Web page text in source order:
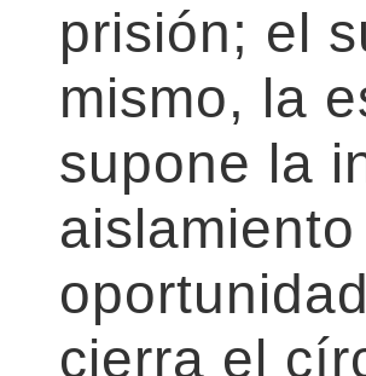
prisión; el
mismo, la
supone la
cierra el